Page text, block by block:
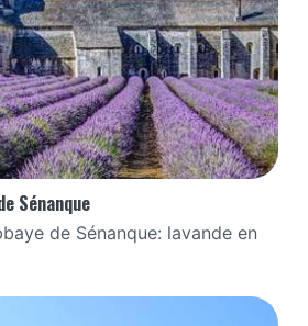
Sénanque
de Sénanque: lavande en